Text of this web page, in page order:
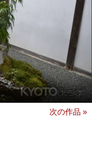
次の作品 »